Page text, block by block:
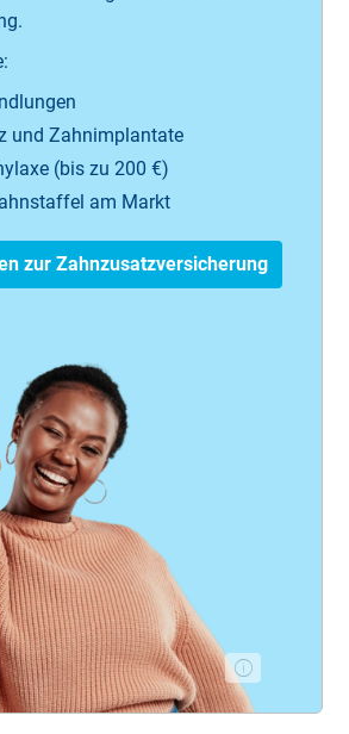
und Zahnimplantate
(bis zu 200 €)
am Markt
zur Zahnzusatzversicherung